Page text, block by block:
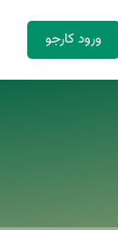
ورود کارجو